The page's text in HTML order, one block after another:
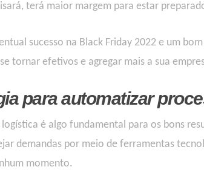
á, terá maior margem para estar
sucesso na Black Friday 2022 e um
tornar efetivos e agregar mais a sua
para automatizar
é algo fundamental para os bons
demandas por meio de ferramentas
momento.